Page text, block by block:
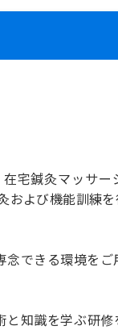
宅鍼灸マッサー
および機能訓練
できる環境をご
知識を学ぶ研修